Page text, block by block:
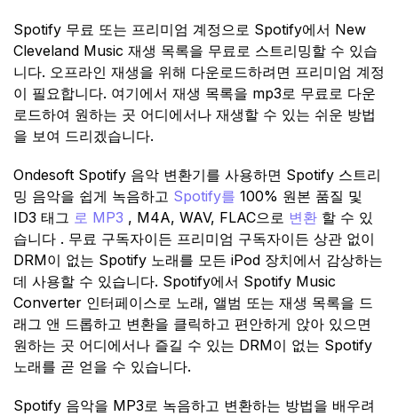
Spotify 무료 또는 프리미엄 계정으로 Spotify에서 New
Cleveland Music 재생 목록을 무료로 스트리밍할 수 있습
니다. 오프라인 재생을 위해 다운로드하려면 프리미엄 계정
이 필요합니다. 여기에서 재생 목록을 mp3로 무료로 다운
로드하여 원하는 곳 어디에서나 재생할 수 있는 쉬운 방법
을 보여 드리겠습니다.
Ondesoft Spotify 음악 변환기를 사용하면 Spotify 스트리
밍 음악을 쉽게 녹음하고 Spotify를 100% 원본 품질 및
ID3 태그 로 MP3 , M4A, WAV, FLAC으로 변환 할 수 있
습니다 . 무료 구독자이든 프리미엄 구독자이든 상관 없이
DRM이 없는 Spotify 노래를 모든 iPod 장치에서 감상하는
데 사용할 수 있습니다. Spotify에서 Spotify Music
Converter 인터페이스로 노래, 앨범 또는 재생 목록을 드
래그 앤 드롭하고 변환을 클릭하고 편안하게 앉아 있으면
원하는 곳 어디에서나 즐길 수 있는 DRM이 없는 Spotify
노래를 곧 얻을 수 있습니다.
Spotify 음악을 MP3로 녹음하고 변환하는 방법을 배우려